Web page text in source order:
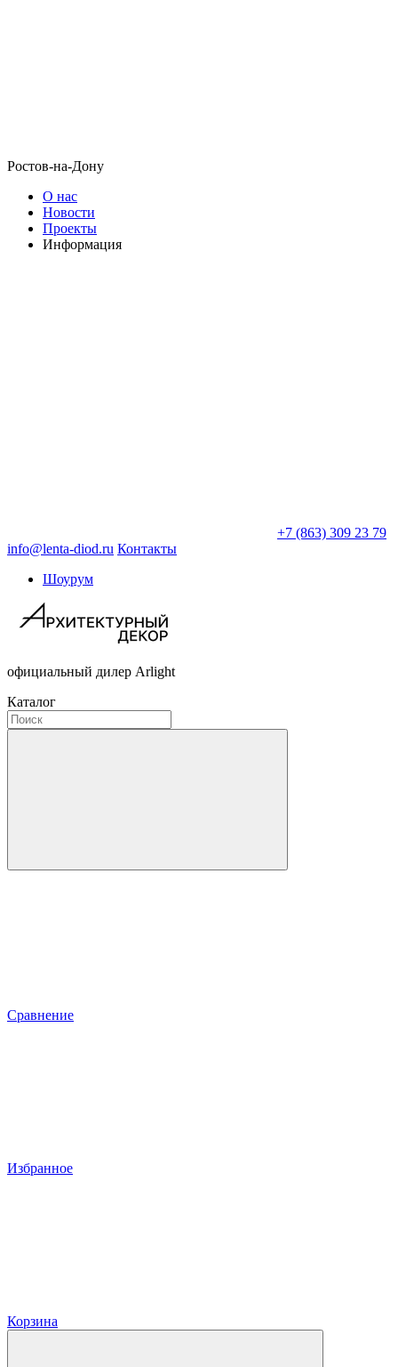
Ростов-на-Дону
О нас
Новости
Проекты
Информация
+7 (863) 309 23 79
info@lenta-diod.ru Контакты
Шоурум
официальный дилер Arlight
Каталог
Сравнение
Избранное
Корзина